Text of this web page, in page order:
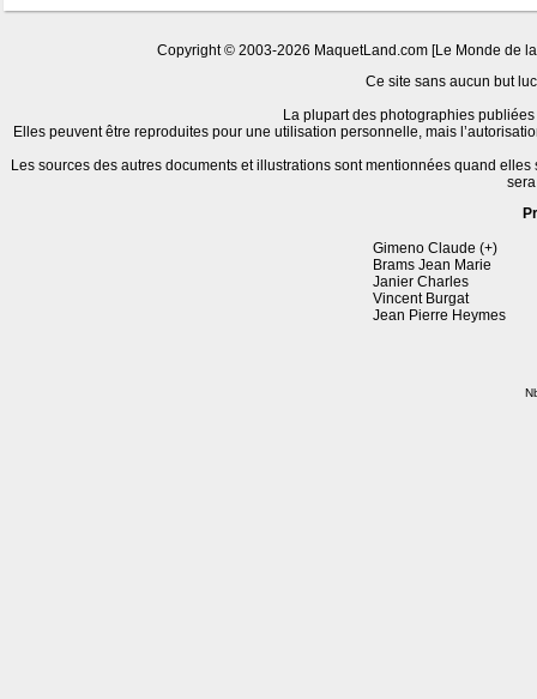
Copyright © 2003-2026 MaquetLand.com [Le Monde de
Ce site sans aucun but
La plupart des photographies
Elles peuvent être reproduites pour une utilisation personnelle, mais
Les sources des autres documents et illustrations sont mentionnées quand
Gimeno Claude (+)
Brams Jean Marie
Janier Charles
Vincent Burgat
Jean Pierre Heymes